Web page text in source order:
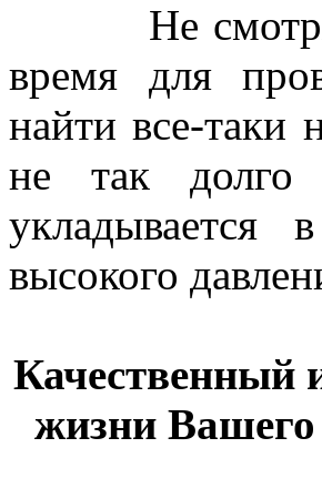
Не смотря
время для
найти все-таки
не так долго
высокого
Качественный
жизни Вашего